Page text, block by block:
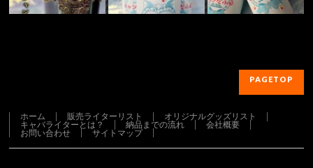
PAGETOP
ホーム 販売ライターリスト
オリジナルグッズリスト
キャバライターとは？
納品までの流れ
会社概要
お問い合わせ
サイトマップ